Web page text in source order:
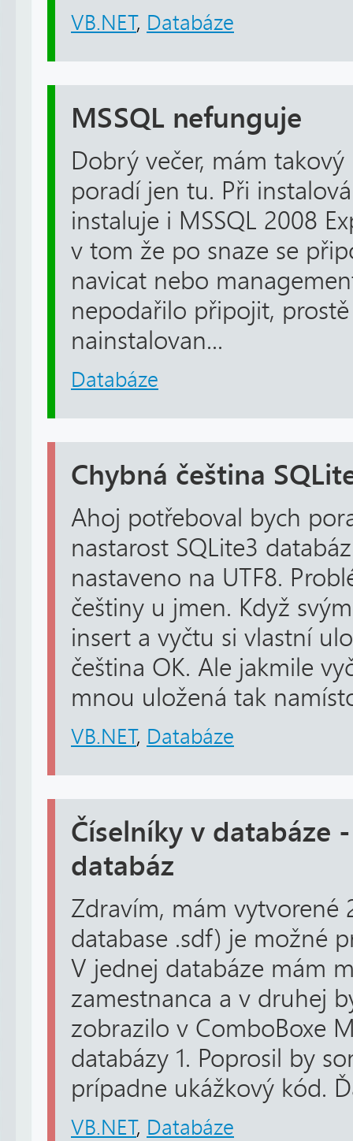
VB.NET, Databáze
MSSQL nefunguje
Dobrý večer, mám
poradí jen tu. Při
instaluje i MSSQL 2008
v tom že po snaze se
navicat nebo
nepodařilo připojit,
nainstalovan...
Databáze
Chybná čeština
Ahoj potřeboval bych
nastarost SQLite3
nastaveno na UTF8.
češtiny u jmen. Když
insert a vyčtu si vlastní
čeština OK. Ale jakmile
mnou uložená tak
VB.NET, Databáze
Číselníky v databáze
databáz
Zdravím, mám vytvorené
database .sdf) je možné
V jednej databáze mám
zamestnanca a v druhej
zobrazilo v ComboBoxe
databázy 1. Poprosil by
prípadne ukážkový kód.
VB.NET, Databáze